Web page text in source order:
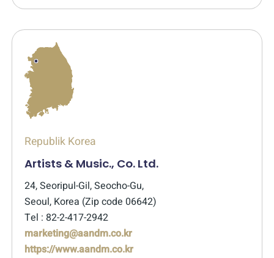
Republik Korea
Artists & Music., Co. Ltd.
24, Seoripul-Gil, Seocho-Gu,
Seoul, Korea (Zip code 06642)
Tel : 82-2-417-2942
marketing@aandm.co.kr
https://www.aandm.co.kr